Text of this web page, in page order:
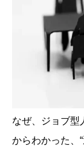
なぜ、ジョブ
からわかった、